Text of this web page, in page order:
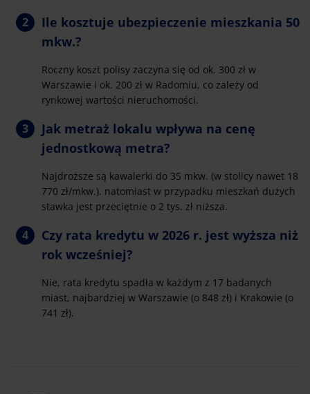
Ile kosztuje ubezpieczenie mieszkania 50
mkw.?
Roczny koszt polisy zaczyna się od ok. 300 zł w
Warszawie i ok. 200 zł w Radomiu, co zależy od
rynkowej wartości nieruchomości.
Jak metraż lokalu wpływa na cenę
jednostkową metra?
Najdroższe są kawalerki do 35 mkw. (w stolicy nawet 18
770 zł/mkw.), natomiast w przypadku mieszkań dużych
stawka jest przeciętnie o 2 tys. zł niższa.
Czy rata kredytu w 2026 r. jest wyższa niż
rok wcześniej?
Nie, rata kredytu spadła w każdym z 17 badanych
miast, najbardziej w Warszawie (o 848 zł) i Krakowie (o
741 zł).